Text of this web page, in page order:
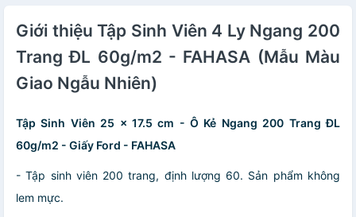
Giới thiệu Tập Sinh Viên 4 Ly Ngang 200
Trang ĐL 60g/m2 - FAHASA (Mẫu Màu
Giao Ngẫu Nhiên)
Tập Sinh Viên 25 x 17.5 cm - Ô Kẻ Ngang 200 Trang ĐL
60g/m2 - Giấy Ford - FAHASA
- Tập sinh viên 200 trang, định lượng 60. Sản phẩm không
lem mực.